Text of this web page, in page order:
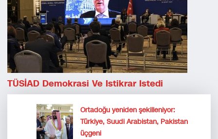
TÜSİAD Demokrasi Ve Istikrar Istedi
Ortadoğu yeniden şekilleniyor:
Türkiye, Suudi Arabistan, Pakistan
üçgeni